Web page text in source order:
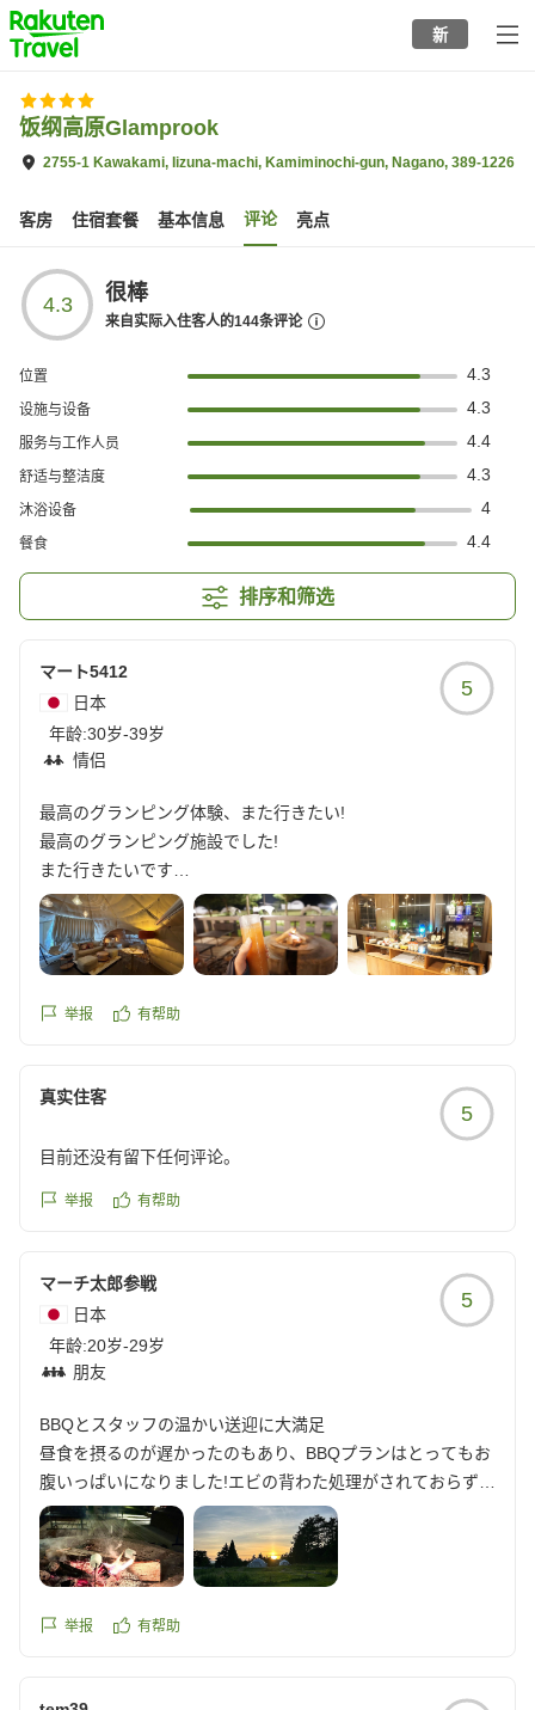
to
top
page
新
饭纲高原Glamprook
2755-1 Kawakami, Iizuna-machi, Kamiminochi-gun, Nagano, 389-1226
客房 住宿套餐 基本信息 评论 亮点
4.3 很棒
来自实际入住客人的144条评论
位置 4.3
设施与设备 4.3
服务与工作人员 4.4
舒适与整洁度 4.3
沐浴设备 4
餐食 4.4
排序和筛选
マート5412
日本
年龄:30岁-39岁
情侣
5
最高のグランピング体験、また行きたい!
最高のグランピング施設でした!
また行きたいです
クチコミの詳細はこちらから
https://review.travel.rakuten.co.jp/hotel/voice/180522?
reviewId=33123478224070
举报 有帮助
真实住客
5
目前还没有留下任何评论。
举报 有帮助
マーチ太郎参戦
日本
年龄:20岁-29岁
朋友
5
BBQとスタッフの温かい送迎に大満足
昼食を摂るのが遅かったのもあり、BBQプランはとってもお
腹いっぱいになりました!エビの背わた処理がされておらずジ
ャリジャリだったのは残念でしたが、お肉やじゃがバター、
焼きおにぎりなど嬉しいラインナップで楽しめました! また
近場の温泉施設へ向かうのに最終便の運転をお願いし、帰り
フさんのお気遣いがあり温泉施設を出てすぐの場所で待機し
举报 有帮助